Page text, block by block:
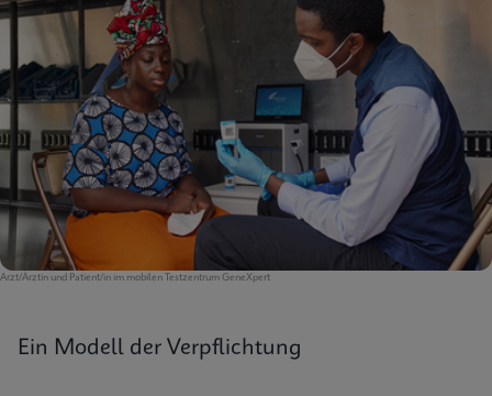
Arzt/Ärztin und Patient/in im mobilen Testzentrum GeneXpert
Ein Modell der Verpflichtung